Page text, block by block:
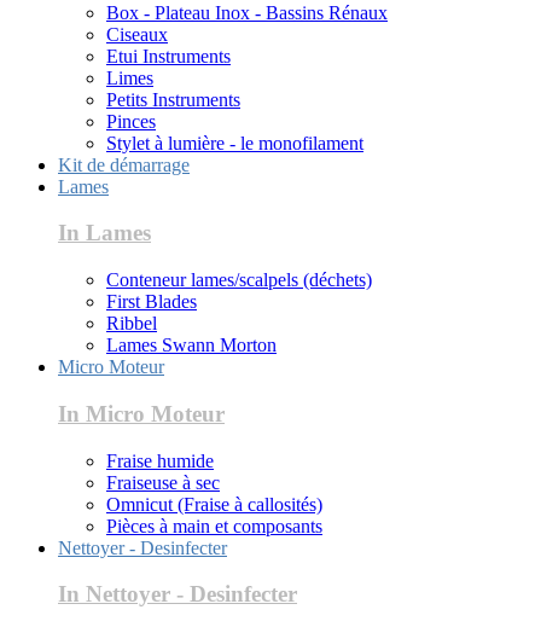
Box - Plateau Inox - Bassins Rénaux
Ciseaux
Etui Instruments
Limes
Petits Instruments
Pinces
Stylet à lumière - le monofilament
Kit de démarrage
Lames
In Lames
Conteneur lames/scalpels (déchets)
First Blades
Ribbel
Lames Swann Morton
Micro Moteur
In Micro Moteur
Fraise humide
Fraiseuse à sec
Omnicut (Fraise à callosités)
Pièces à main et composants
Nettoyer - Desinfecter
In Nettoyer - Desinfecter